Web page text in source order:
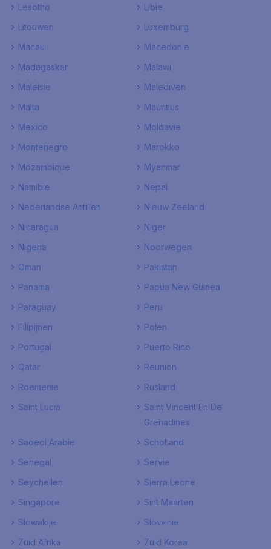
Lesotho
Libie
Litouwen
Luxemburg
Macau
Macedonie
Madagaskar
Malawi
Maleisie
Malediven
Malta
Mauritius
Mexico
Moldavie
Montenegro
Marokko
Mozambique
Myanmar
Namibie
Nepal
Nederlandse Antillen
Nieuw Zeeland
Nicaragua
Niger
Nigeria
Noorwegen
Oman
Pakistan
Panama
Papua New Guinea
Paraguay
Peru
Filipijnen
Polen
Portugal
Puerto Rico
Qatar
Reunion
Roemenie
Rusland
Saint Lucia
Saint Vincent En De
Grenadines
Saoedi Arabie
Schotland
Senegal
Servie
Seychellen
Sierra Leone
Singapore
Sint Maarten
Slowakije
Slovenie
Zuid Afrika
Zuid Korea